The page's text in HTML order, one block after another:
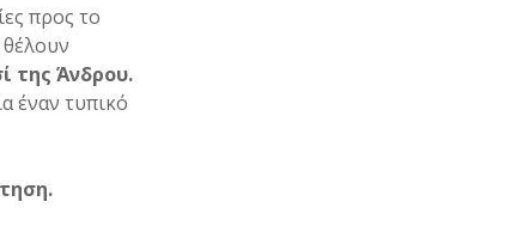
προς το
θέλουν
της Άνδρου.
έναν τυπικό